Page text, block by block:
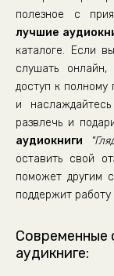
полезное с
лучшие
каталоге. Если
слушать
доступ к полному
и
развлечь и
аудиокниги
оставить свой
поможет другим
поддержит
Современные
аудикниге: